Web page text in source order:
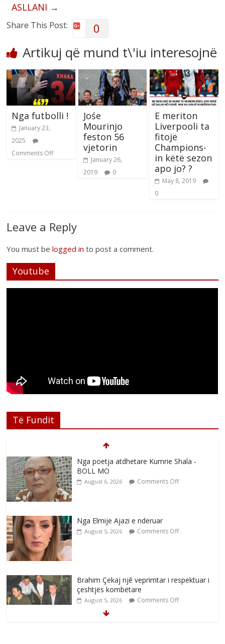
ASLLANI →
Share This Post: 0
Artikuj që mund t\'iu interesojnë
Nga futbolli !
January 23,
2025
Comments Off
Jośe
Mourinjo
feston 56
vjetorin
January 26,
2019
0
E meriton
Liverpooli ta
fitojë
Champions-
in këtë sezon
apo jo? ?
May 8, 2019
0
Leave a Reply
You must belogged in to post a comment.
Youtube
Të Fundit
Nga poetja atdhetare Kumrie Shala -
BOLL MO
August 6, 2026 Comments Off
Nga Elmije Ajazi e nderuar
August 5, 2026 Comments Off
Brahim Çekaj njē veprimtar i respektuar i
çeshtjës kombëtare
August 5, 2026 Comments Off